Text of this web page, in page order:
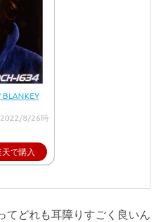
BLANKEY
8/26時
で購入
てどれも耳障りすごく良いん